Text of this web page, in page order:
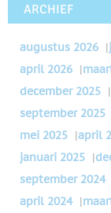
ARCHIEF
augustus 2026 |
april 2026 |
december 2025 |
september 2025
mei 2025 |april
januari 2025 |
september 2024
april 2024 |